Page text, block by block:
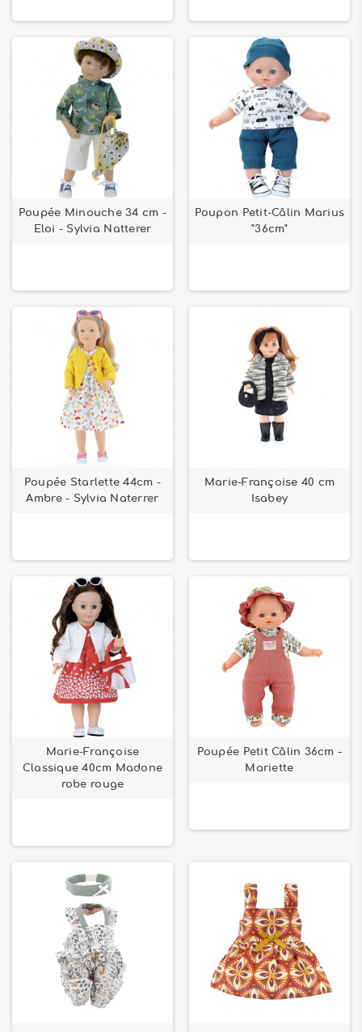
Poupée Minouche 34 cm -
Eloi - Sylvia Natterer
Poupon Petit-Câlin Marius
"36cm"
Poupée Starlette 44cm -
Ambre - Sylvia Naterrer
Marie-Françoise 40 cm
Isabey
Marie-Françoise
Classique 40cm Madone
robe rouge
Poupée Petit Câlin 36cm -
Mariette